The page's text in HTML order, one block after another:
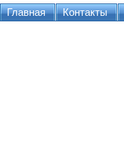
Главная Контакты